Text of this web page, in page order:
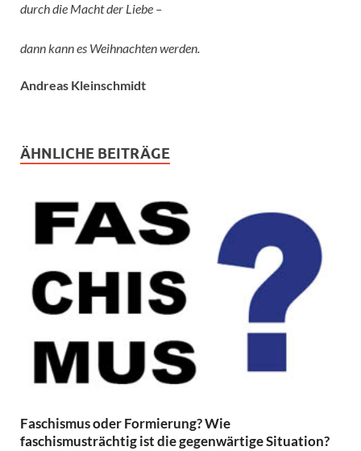
durch die Macht der Liebe –
dann kann es Weihnachten werden.
Andreas Kleinschmidt
ÄHNLICHE BEITRÄGE
Faschismus oder Formierung? Wie
faschismusträchtig ist die gegenwärtige Situation?